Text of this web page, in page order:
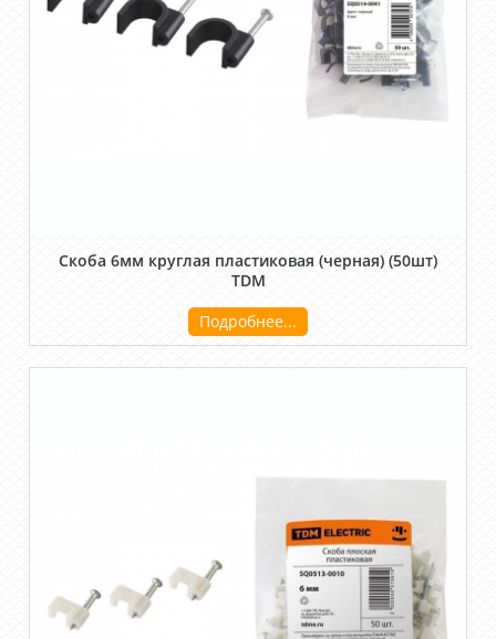
Скоба 6мм круглая пластиковая (черная) (50шт)
TDM
Подробнее...